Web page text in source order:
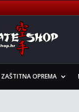
ZAŠTITNA OPREMA